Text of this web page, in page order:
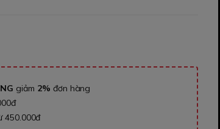
giảm 2% đơn hàng
450.000đ